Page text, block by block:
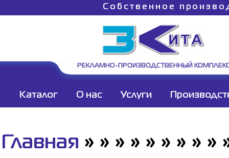
Собственное
РЕКЛАМНО-ПРОИЗВОДСТВЕННЫЙ
Каталог О нас Услуги
Главная » » » » » » » » »